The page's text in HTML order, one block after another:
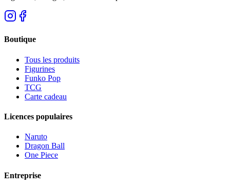
Boutique
Tous les produits
Figurines
Funko Pop
TCG
Carte cadeau
Licences populaires
Naruto
Dragon Ball
One Piece
Entreprise